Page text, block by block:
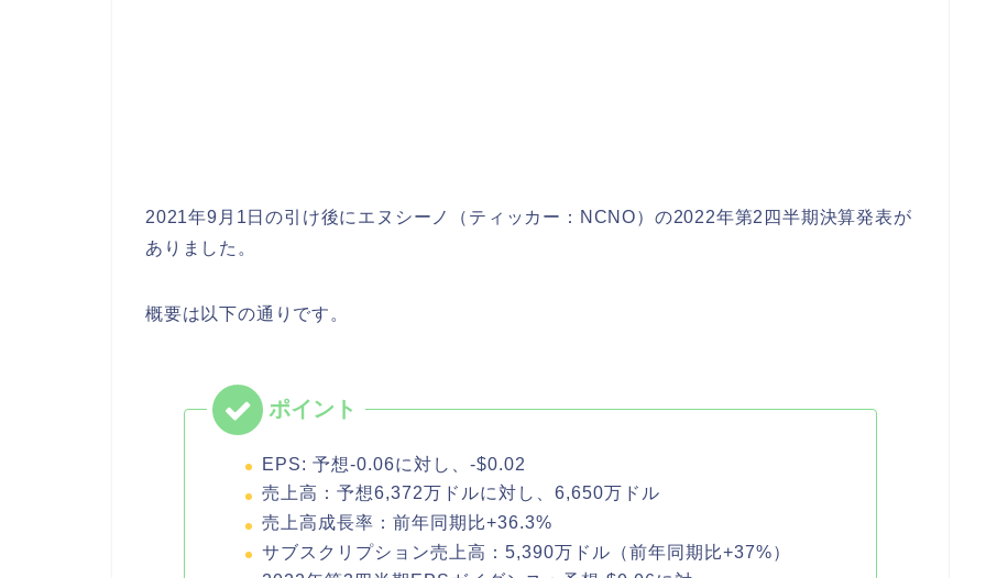
2021年9月1日の引け後にエヌシーノ（ティッカー：NCNO）の2022年第2四半期決算発表が
ありました。
概要は以下の通りです。
EPS: 予想-0.06に対し、-$0.02
売上高：予想6,372万ドルに対し、6,650万ドル
売上高成長率：前年同期比+36.3%
サブスクリプション売上高：5,390万ドル（前年同期比+37%）